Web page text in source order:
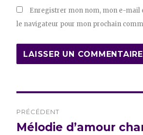
Enregistrer mon nom, mon e-mail
le navigateur pour mon prochain
de
PRÉCÉDENT
Publication
Mélodie d’amour